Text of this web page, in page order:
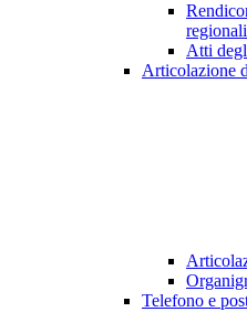
Atti
Articolazione
Telefono e